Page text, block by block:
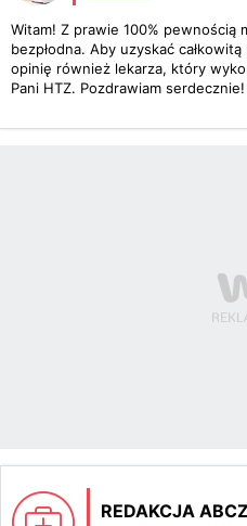
Witam! Z prawie 100% pewnością
bezpłodna. Aby uzyskać
opinię również lekarza, który
Pani HTZ. Pozdrawiam serdecznie!
REDAKCJA